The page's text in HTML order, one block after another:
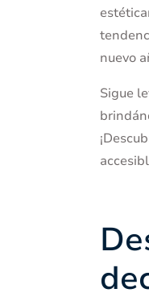
nuevo
Sigue